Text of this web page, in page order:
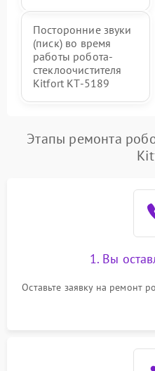
Посторонние звуки
(писк) во время
работы робота-
стеклоочистителя
Kitfort КТ-5189
Этапы ремонта
1. Вы
Оставьте заявку на ремонт